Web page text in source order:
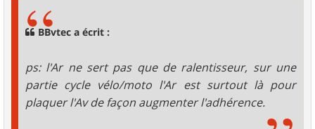
BBvtec a écrit :
ps: l'Ar ne sert pas que de ralentisseur, sur une
partie cycle vélo/moto l'Ar est surtout là pour
plaquer l'Av de façon augmenter l'adhérence.